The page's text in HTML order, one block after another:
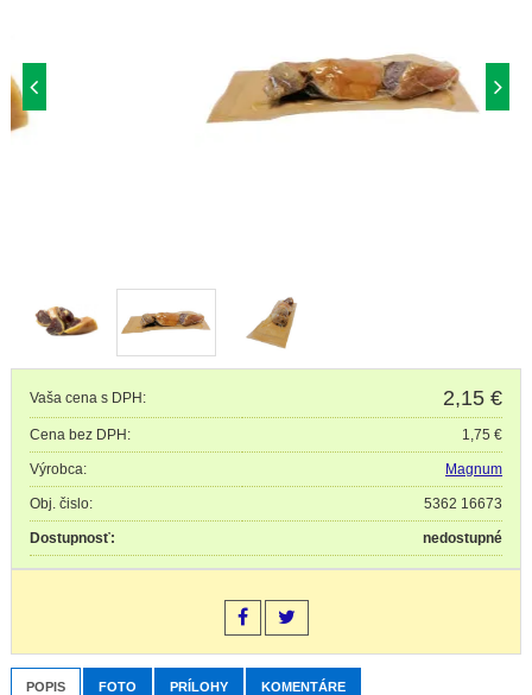
Vaša cena s DPH: 2,15 €
Cena bez DPH: 1,75 €
Výrobca: Magnum
Obj. čislo: 5362 16673
Dostupnosť: nedostupné
POPIS FOTO PRÍLOHY KOMENTÁRE